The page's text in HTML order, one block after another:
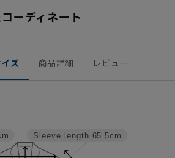
ーディネート
ズ 商品詳細 レビュー
Sleeve length 65.5cm